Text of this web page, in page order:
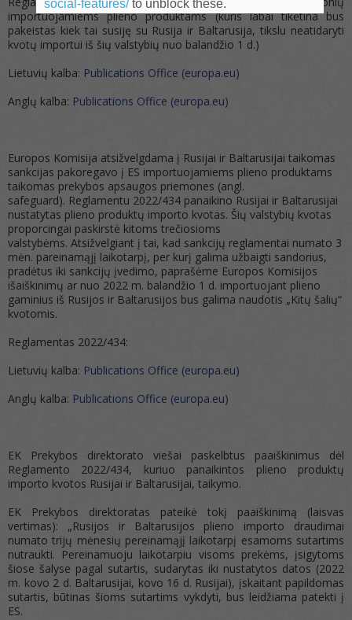
importuojamiems plieno produktams (kuris labai tikėtina bus
pakeistas kiek tai susiję su Rusija ir Baltarusija, tikslu neatidaryti
kvotų importui iš šių valstybių nuo balandžio 1 d.)
Lietuvių kalba: Publications Office (europa.eu)
Anglų kalba: Publications Office (europa.eu)
Europos Komisija atsižvelgdama į Rusijai ir Baltarusijai taikomas
sankcijas pakoregavo į ES importuojamiems plieno produktams
taikomas prekybos apsaugos priemones (angl.
safeguard). Reglamentu 2022/434 panaikino Rusijai ir Baltarusijai
nustatytas plieno produktų importo kvotas. Šių valstybių kvotas
proporcingai paskirstė kitoms trečiosioms
valstybėms. Atsižvelgiant į tai, kad sankcijų reglamentai numato 3
mėn. pareinamąjį laikotarpį, per kurį galima užbaigti sandorius,
pradėtus iki sankcijų įvedimo, paprašėme Europos Komisijos
išaiškinimų ar nuo 2022 m. balandžio 1 d. importuojant plieno
gaminius iš Rusijos ir Baltarusijos bus galima naudotis „Kitų šalių“
kvotomis.
Reglamentas 2022/434:
Lietuvių kalba: Publications Office (europa.eu)
Anglų kalba: Publications Office (europa.eu)
EK Prekybos direktorato viešai paskelbtus paaiškinimus dėl
Reglamento 2022/434, kuriuo panaikintos plieno produktų
importo kvotos Rusijai ir Baltarusijai, taikymo.
EK Prekybos direktoratas pateikė tokį paaiškinimą (laisvas
vertimas): „Rusijos ir Baltarusijos plieno importo draudimai
numato trijų mėnesių pereinamąjį laikotarpį esamoms sutartims
nutraukti. Pereinamuoju laikotarpiu visoms prekėms, įsigytoms
šiose šalyse pagal sutartis, sudarytas iki nustatytos datos (2022
m. kovo 2 d. Baltarusijai, kovo 16 d. Rusijai), įskaitant papildomas
sutartis, būtinas šioms sutartims vykdyti, bus leidžiama patekti į
ES.
social-features/to unblock these.